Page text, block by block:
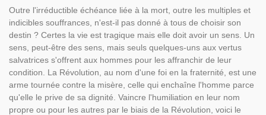
Outre l'irréductible échéance liée à la mort, outre les multiples et
indicibles souffrances, n'est-il pas donné à tous de choisir son
destin ? Certes la vie est tragique mais elle doit avoir un sens. Un
sens, peut-être des sens, mais seuls quelques-uns aux vertus
salvatrices s'offrent aux hommes pour les affranchir de leur
condition. La Révolution, au nom d'une foi en la fraternité, est une
arme tournée contre la misère, celle qui enchaîne l'homme parce
qu'elle le prive de sa dignité. Vaincre l'humiliation en leur nom
propre ou pour les autres par le biais de la Révolution, voici le